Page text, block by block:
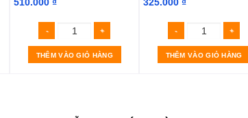
THÊM VÀO GIỎ HÀNG THÊM VÀO GIỎ HÀNG